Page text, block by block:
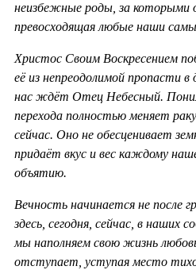
неизбежные роды, за которыми
превосходящая любые наши
Христос Своим Воскресением
её из непреодолимой пропасти
нас ждёт Отец Небесный.
перехода полностью меняет
сейчас. Оно не обесценивает
придаёт вкус и вес каждому
объятию.
Вечность начинается не после
здесь, сегодня, сейчас, в наших
мы наполняем свою жизнь
отступает, уступая место